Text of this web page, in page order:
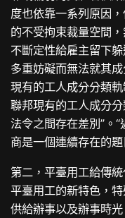
度也依靠一系列原因
的不受拘束裁量空間
不斷定性給雇主留下
多重妨礙而無法就其
現有的工人成分分類
聯邦現有的工人成分
法令之間存在差別”。
商是一個連續存在的題
第二，平臺用工給傳
平臺用工的新特色，
供給辦事以及辦事時